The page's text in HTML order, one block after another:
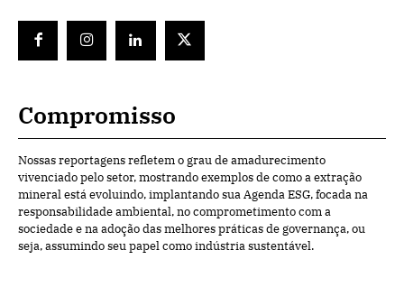
Compromisso
Nossas reportagens refletem o grau de amadurecimento
vivenciado pelo setor, mostrando exemplos de como a extração
mineral está evoluindo, implantando sua Agenda ESG, focada na
responsabilidade ambiental, no comprometimento com a
sociedade e na adoção das melhores práticas de governança, ou
seja, assumindo seu papel como indústria sustentável.